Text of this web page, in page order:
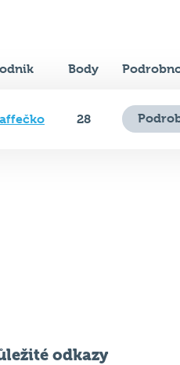
Body
28
odkazy